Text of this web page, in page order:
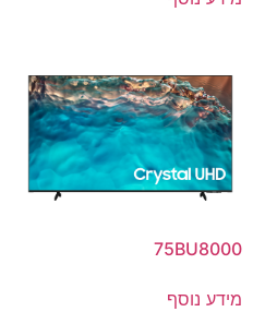
75BU8000
מידע נוסף